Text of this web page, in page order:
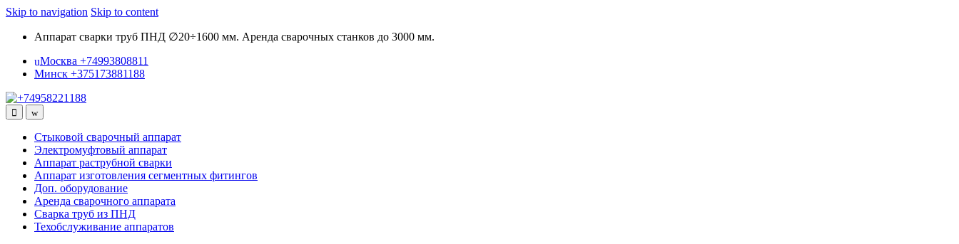
Skip to navigation Skip to content
Аппарат сварки труб ПНД ∅20÷1600 мм. Аренда сварочных станков до 3000 мм.
Москва +74993808811
Минск +375173881188
Стыковой сварочный аппарат
Электромуфтовый аппарат
Аппарат раструбной сварки
Аппарат изготовления сегментных фитингов
Доп. оборудование
Аренда сварочного аппарата
Сварка труб из ПНД
Техобслуживание аппаратов